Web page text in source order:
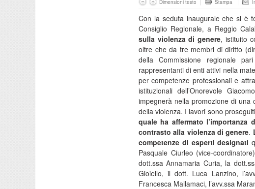
Dimensioni testo Stampa
Con la seduta inaugurale che si è
Consiglio Regionale, a Reggio
sulla violenza di genere, istituito
oltre che da tre membri di diritto
della Commissione regionale
rappresentanti di enti attivi nella
per competenze professionali e
istituzionali dell’Onorevole
impegnerà nella promozione di una
della violenza. I lavori sono
quale ha affermato
contrasto alla violenza di genere.
competenze di esperti designati
Pasquale Ciurleo (vice-
dott.ssa Annamaria Curia, la
Gioiello, il dott. Luca Lanzino,
Francesca Mallamaci, l’avv.ssa